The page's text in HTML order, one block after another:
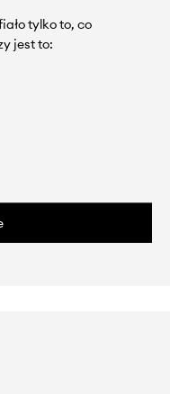
tylko to, co
jest to: